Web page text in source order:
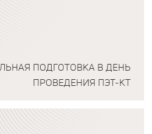
ПОДГОТОВКА В ДЕНЬ
ПРОВЕДЕНИЯ ПЭТ-КТ